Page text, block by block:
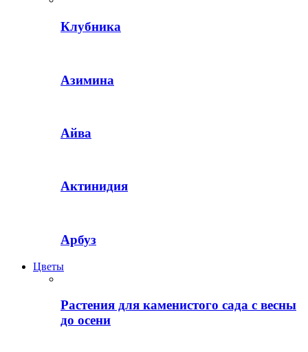
Клубника
Азимина
Айва
Актинидия
Арбуз
Цветы
Растения для каменистого сада с весны
до осени